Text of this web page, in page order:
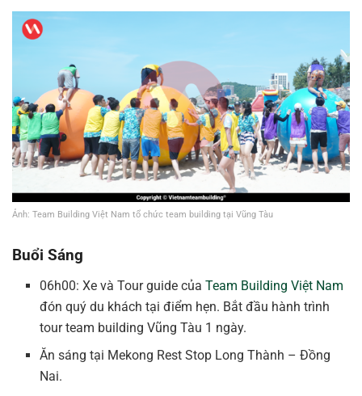
Ảnh: Team Building Việt Nam tổ chức team building tại Vũng Tàu
Buổi Sáng
06h00: Xe và Tour guide củaTeam Building Việt Nam
đón quý du khách tại điểm hẹn. Bắt đầu hành trình
tour team building Vũng Tàu 1 ngày.
Ăn sáng tại Mekong Rest Stop Long Thành – Đồng
Nai.